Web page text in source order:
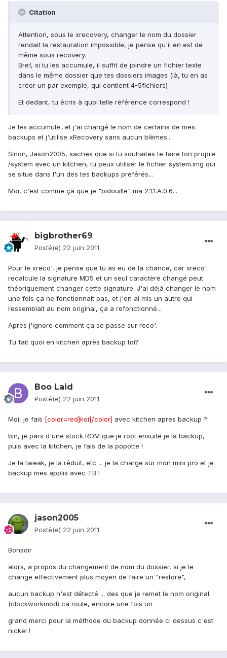
Citation
Attention, sous le xrecovery, changer le nom du dossier
rendait la restauration impossible, je pense qu'il en est de
même sous recovery.
Bref, si tu les accumule, il suffit de joindre un fichier texte
dans le même dossier que tes dossiers images (là, tu en as
créer un par exemple, qui contient 4-5fichiers)
Et dedant, tu écris à quoi telle référence correspond !
Je les accumule...et j'ai changé le nom de certains de mes
backups et j'utilise xRecovery sans aucun blèmes...
Sinon, Jason2005, saches que si tu souhaites te faire ton propre
/system avec un kitchen, tu peux utiliser le fichier system.img qui
se situe dans l'un des tes backups préférés...
Moi, c'est comme çà que je "bidouille" ma 2.1.1.A.0.6...
bigbrother69
Posté(e) 22 juin 2011
Pour le xreco', je pense que tu as eu de la chance, car xreco'
recalcule la signature MD5 et un seul caractère changé peut
théoriquement changer cette signature. J'ai déjà changer le nom
une fois ça ne fonctionnait pas, et j'en ai mis un autre qui
ressemblait au nom original, ça a refonctionné...
Après j'ignore comment ça se passe sur reco'.
Tu fait quoi en kitchen après backup toi?
Boo Laid
Posté(e) 22 juin 2011
Moi, je fais [color=red]koi[/color] avec kitchen après backup ?
bin, je pars d'une stock ROM que je root ensuite je la backup,
puis avec la kitchen, je fais de la popotte !
Je la tweak, je la réduit, etc ... je la charge sur mon mini pro et je
backup mes applis avec TB !
jason2005
Posté(e) 22 juin 2011
Bonsoir
alors, a propos du changement de nom du dossier, si je le
change effectivement plus moyen de faire un "restore",
aucun backup n'est détecté ... des que je remet le nom original
(clockworkmod) ca roule, encore une fois un
grand merci pour la méthode du backup donnée ci dessus c'est
nickel !